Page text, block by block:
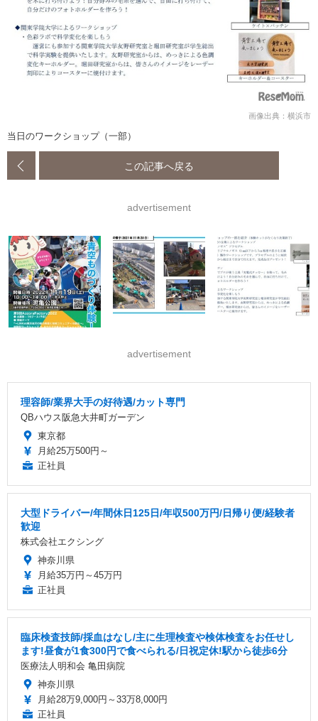
画像出典：横浜市
当日のワークショップ（一部）
この記事へ戻る
advertisement
advertisement
理容師/業界大手の好待遇/カット専門
QBハウス阪急大井町ガーデン
東京都
月給25万500円～
正社員
大型ドライバー/年間休日125日/年収500万円/日帰り便/経験者
歓迎
株式会社エクシング
神奈川県
月給35万円～45万円
正社員
臨床検査技師/採血はなし/主に生理検査や検体検査をお任せし
ます!昼食が1食300円で食べられる/日祝定休!駅から徒歩6分
医療法人明和会 亀田病院
神奈川県
月給28万9,000円～33万8,000円
正社員